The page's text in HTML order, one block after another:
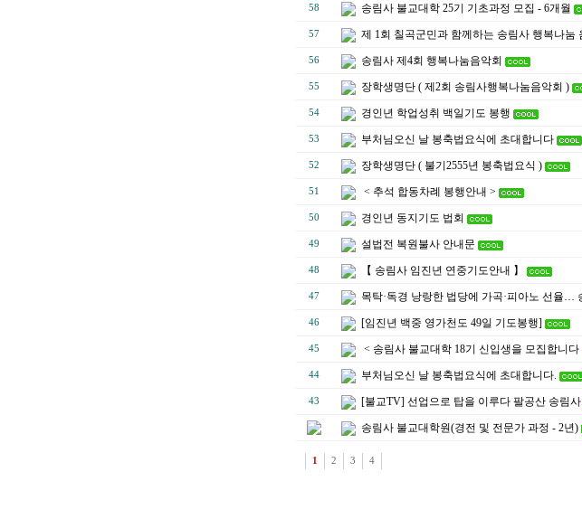
58 송림사 불교대학 25기 기초과정 모집 - 6개월
57 제 1회 칠곡군민과 함께하는 송림사 행복나눔
56 송림사 제4회 행복나눔음악회
55 장학생명단 ( 제2회 송림사행복나눔음악회 )
54 경인년 학업성취 백일기도 봉행
53 부처님오신 날 봉축법요식에 초대합니다
52 장학생명단 ( 불기2555년 봉축법요식 )
51 < 추석 합동차례 봉행안내 >
50 경인년 동지기도 법회
49 설법전 복원불사 안내문
48 【 송림사 임진년 연중기도안내 】
47 목탁·독경 낭랑한 법당에 가곡·피아노 선율…
46 [임진년 백중 영가천도 49일 기도봉행]
45 < 송림사 불교대학 18기 신입생을 모집합니다
44 부처님오신 날 봉축법요식에 초대합니다.
43 [불교TV] 선업으로 탑을 이루다 팔공산 송림사
송림사 불교대학원(경전 및 전문가 과정 - 2년)
1 2 3 4